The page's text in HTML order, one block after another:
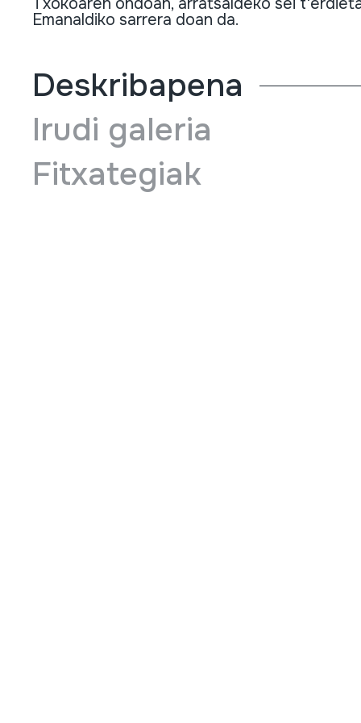
Emanaldiko sarrera doan da.
Deskribapena
Irudi galeria
Fitxategiak